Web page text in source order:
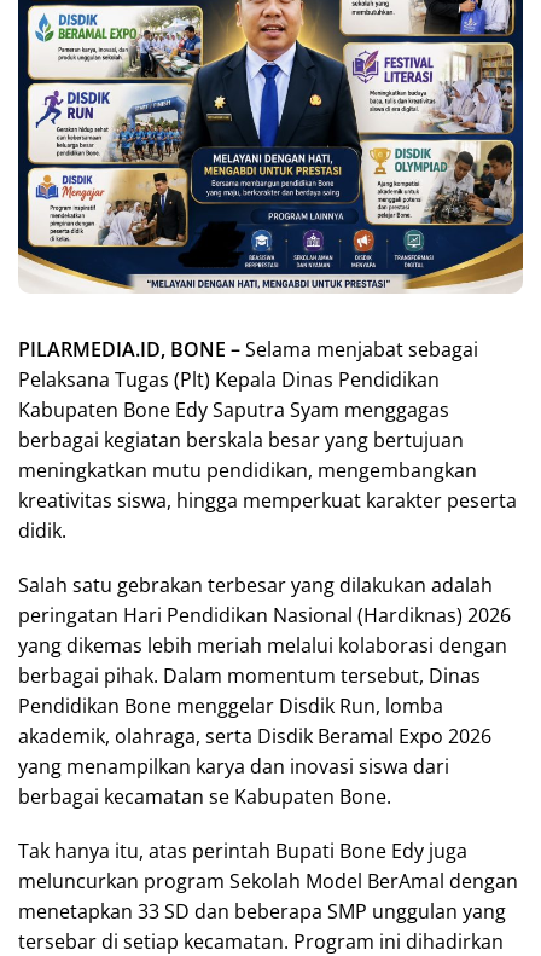
PILARMEDIA.ID, BONE –Selama menjabat sebagai
Pelaksana Tugas (Plt) Kepala Dinas Pendidikan
Kabupaten Bone Edy Saputra Syam menggagas
berbagai kegiatan berskala besar yang bertujuan
meningkatkan mutu pendidikan, mengembangkan
kreativitas siswa, hingga memperkuat karakter peserta
didik.
Salah satu gebrakan terbesar yang dilakukan adalah
peringatan Hari Pendidikan Nasional (Hardiknas) 2026
yang dikemas lebih meriah melalui kolaborasi dengan
berbagai pihak. Dalam momentum tersebut, Dinas
Pendidikan Bone menggelar Disdik Run, lomba
akademik, olahraga, serta Disdik Beramal Expo 2026
yang menampilkan karya dan inovasi siswa dari
berbagai kecamatan se Kabupaten Bone.
Tak hanya itu, atas perintah Bupati Bone Edy juga
meluncurkan program Sekolah Model BerAmal dengan
menetapkan 33 SD dan beberapa SMP unggulan yang
tersebar di setiap kecamatan. Program ini dihadirkan